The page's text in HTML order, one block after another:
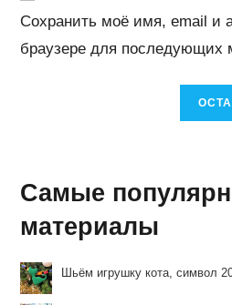
веб-
сайта
(необязательно)
Сохранить моё имя, email и
браузере для последующих
Самые
материалы
Шьём игрушку кота, символ